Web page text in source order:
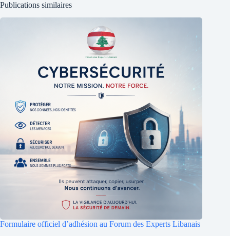
Publications similaires
Formulaire officiel d’adhésion au Forum des Experts Libanais